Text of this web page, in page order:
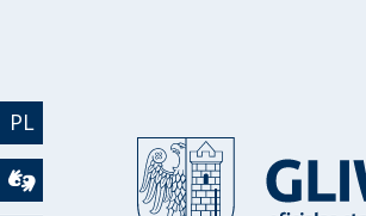
PL
Wideotłumacz